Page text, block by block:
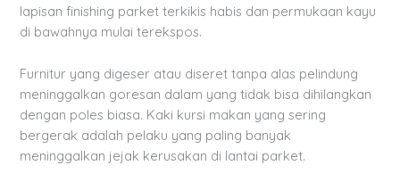
lapisan finishing parket terkikis habis dan permukaan kayu
di bawahnya mulai terekspos.
Furnitur yang digeser atau diseret tanpa alas pelindung
meninggalkan goresan dalam yang tidak bisa dihilangkan
dengan poles biasa. Kaki kursi makan yang sering
bergerak adalah pelaku yang paling banyak
meninggalkan jejak kerusakan di lantai parket.